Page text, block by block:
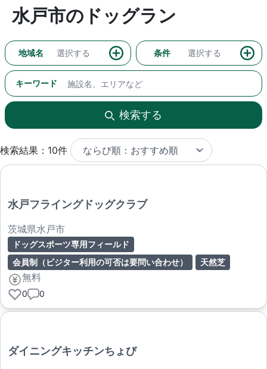
水戸市のドッグラン
地域名 選択する 条件 選択する
キーワード
検索する
検索結果：10件
水戸フライングドッグクラブ
茨城県水戸市
ドッグスポーツ専用フィールド
会員制（ビジター利用の可否は要問い合わせ）
天然芝
無料
0 0
ダイニングキッチンちょび